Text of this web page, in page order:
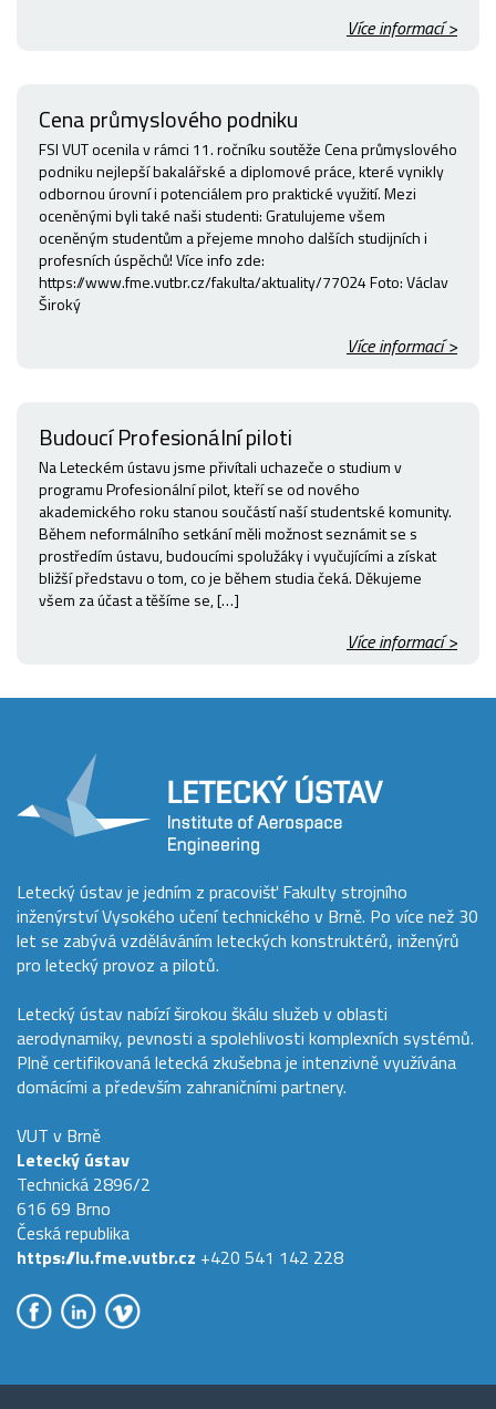
Více informací >
Cena průmyslového podniku
FSI VUT ocenila v rámci 11. ročníku soutěže Cena průmyslového
podniku nejlepší bakalářské a diplomové práce, které vynikly
odbornou úrovní i potenciálem pro praktické využití. Mezi
oceněnými byli také naši studenti: Gratulujeme všem
oceněným studentům a přejeme mnoho dalších studijních i
profesních úspěchů! Více info zde:
https://www.fme.vutbr.cz/fakulta/aktuality/77024 Foto: Václav
Široký
Více informací >
Budoucí Profesionální piloti
Na Leteckém ústavu jsme přivítali uchazeče o studium v
programu Profesionální pilot, kteří se od nového
akademického roku stanou součástí naší studentské komunity.
Během neformálního setkání měli možnost seznámit se s
prostředím ústavu, budoucími spolužáky i vyučujícími a získat
bližší představu o tom, co je během studia čeká. Děkujeme
všem za účast a těšíme se, […]
Více informací >
Letecký ústav je jedním z pracovišť Fakulty strojního
inženýrství Vysokého učení technického v Brně. Po více než 30
let se zabývá vzděláváním leteckých konstruktérů, inženýrů
pro letecký provoz a pilotů.
Letecký ústav nabízí širokou škálu služeb v oblasti
aerodynamiky, pevnosti a spolehlivosti komplexních systémů.
Plně certifikovaná letecká zkušebna je intenzivně využívána
domácími a především zahraničními partnery.
VUT v Brně
Letecký ústav
Technická 2896/2
616 69 Brno
Česká republika
https://lu.fme.vutbr.cz +420 541 142 228